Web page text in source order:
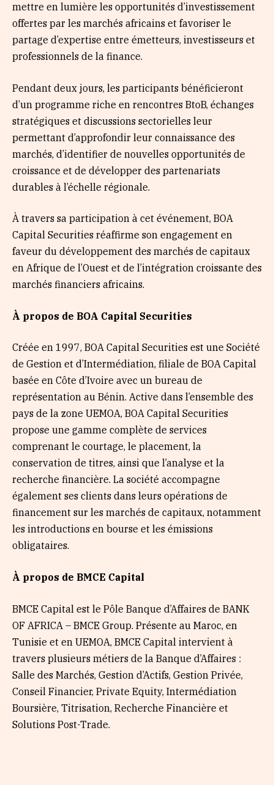
mettre en lumière les opportunités d’investissement
offertes par les marchés africains et favoriser le
partage d’expertise entre émetteurs, investisseurs et
professionnels de la finance.
Pendant deux jours, les participants bénéficieront
d’un programme riche en rencontres BtoB, échanges
stratégiques et discussions sectorielles leur
permettant d’approfondir leur connaissance des
marchés, d’identifier de nouvelles opportunités de
croissance et de développer des partenariats
durables à l’échelle régionale.
À travers sa participation à cet événement, BOA
Capital Securities réaffirme son engagement en
faveur du développement des marchés de capitaux
en Afrique de l’Ouest et de l’intégration croissante des
marchés financiers africains.
À propos de BOA Capital Securities
Créée en 1997, BOA Capital Securities est une Société
de Gestion et d’Intermédiation, filiale de BOA Capital
basée en Côte d’Ivoire avec un bureau de
représentation au Bénin. Active dans l’ensemble des
pays de la zone UEMOA, BOA Capital Securities
propose une gamme complète de services
comprenant le courtage, le placement, la
conservation de titres, ainsi que l’analyse et la
recherche financière. La société accompagne
également ses clients dans leurs opérations de
financement sur les marchés de capitaux, notamment
les introductions en bourse et les émissions
obligataires.
À propos de BMCE Capital
BMCE Capital est le Pôle Banque d’Affaires de BANK
OF AFRICA – BMCE Group. Présente au Maroc, en
Tunisie et en UEMOA, BMCE Capital intervient à
travers plusieurs métiers de la Banque d’Affaires :
Salle des Marchés, Gestion d’Actifs, Gestion Privée,
Conseil Financier, Private Equity, Intermédiation
Boursière, Titrisation, Recherche Financière et
Solutions Post-Trade.